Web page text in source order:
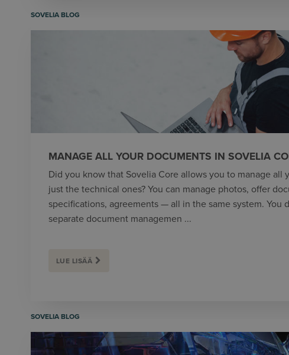
SOVELIA BLOG
MANAGE ALL YOUR DOCUMENTS IN SOVELIA
Did you know that Sovelia Core allows you to manage all
just the technical ones? You can manage photos, offer
specifications, agreements — all in the same system. You
separate document managemen ...
LUE LISÄÄ
SOVELIA BLOG